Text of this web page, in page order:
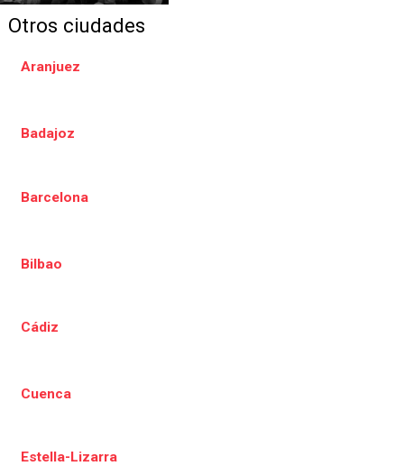
Otros ciudades
Aranjuez
Badajoz
Barcelona
Bilbao
Cádiz
Cuenca
Estella-Lizarra